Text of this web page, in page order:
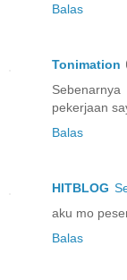
Balas
Tonimation
pekerjaan
Balas
HITBLOG
aku mo
Balas